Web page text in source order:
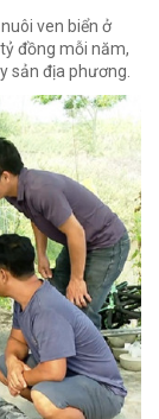
ven biển ở
đồng mỗi năm,
sản địa phương.